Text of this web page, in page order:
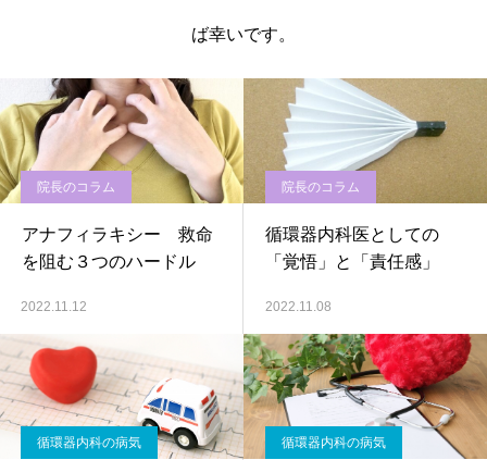
ば幸いです。
院長のコラム
アナフィラキシー 救命
を阻む３つのハードル
2022.11.12
院長のコラム
循環器内科医としての
「覚悟」と「責任感」
2022.11.08
循環器内科の病気 循環器内科の病気